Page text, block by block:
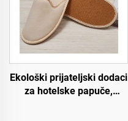
Ekološki prijateljski dodaci
za hotelske papuče,